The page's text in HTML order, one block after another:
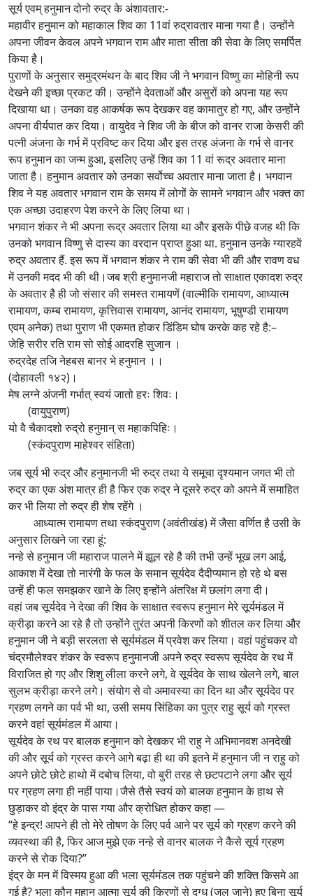
सूर्य एवम् हनुमान दोनो रुद्र के अंशावतार:-
महावीर हनुमान को महाकाल शिव का 11वां रुद्रावतार माना गया है। उन्होंने
अपना जीवन केवल अपने भगवान राम और माता सीता की सेवा के लिए समर्पित
किया है।
पुराणों के अनुसार समुद्रमंथन के बाद शिव जी ने भगवान विष्णु का मोहिनी रूप
देखने की इच्छा प्रकट की। उन्‍होंने देवताओं और असुरों को अपना यह रूप
दिखाया था। उनका वह आकर्षक रूप देखकर वह कामातुर हो गए, और उन्होंने
अपना वीर्यपात कर दिया। वायुदेव ने शिव जी के बीज को वानर राजा केसरी की
पत्नी अंजना के गर्भ में प्रविष्ट कर दिया और इस तरह अंजना के गर्भ से वानर
रूप हनुमान का जन्म हुआ, इसलिए उन्हें शिव का 11 वां रूद्र अवतार माना
जाता है। हनुमान अवतार को उनका सर्वोच्च अवतार माना जाता है। भगवान
शिव ने यह अवतार भगवान राम के समय में लोगों के सामने भगवान और भक्त का
एक अच्छा उदाहरण पेश करने के लिए लिया था।
भगवान शंकर ने भी अपना रूद्र अवतार लिया था और इसके पीछे वजह थी कि
उनको भगवान विष्णु से दास्य का वरदान प्राप्त हुआ था. हनुमान उनके ग्यारहवें
रुद्र अवतार हैं. इस रूप में भगवान शंकर ने राम की सेवा भी की और रावण वध
में उनकी मदद भी की थी।जब श्री हनुमानजी महाराज तो साक्षात एकादश रुद्र
के अवतार है ही जो संसार की समस्त रामायणें (वाल्मीकि रामायण, आध्यात्म
रामायण, कम्ब रामायण, कृत्तिवास रामायण, आनंद रामायण, भूषुण्डी रामायण
एवम् अनेक) तथा पुराण भी एकमत होकर डिंडिम घोष करके कह रहे है:–
जेहि सरीर रति राम सो सोई आदरहि सुजान ।
रुद्रदेह तजि नेहबस बानर भे हनुमान ।।
(दोहावली १४२)।
मेष लग्ने अंजनी गर्भात् स्वयं जातो हरः शिवः।
(वायुपुराण)
यो वै चैकादशो रुद्रो हनुमान् स महाकपिहिः।
(स्कंदपुराण माहेश्वर संहिता)
जब सूर्य भी रुद्र और हनुमानजी भी रुद्र तथा ये समूचा दृश्यमान जगत भी तो
रुद्र का एक अंश मात्र ही है फिर एक रुद्र ने दूसरे रुद्र को अपने में समाहित
कर भी लिया तो रुद्र ही शेष रहेंगे ।
आध्यात्म रामायण तथा स्कंदपुराण (अवंतीखंड) में जैसा वर्णित है उसी के
अनुसार लिखने जा रहा हूं:
नन्हे से हनुमान जी महाराज पालने में झूल रहे है की तभी उन्हें भूख लग आई,
आकाश में देखा तो नारंगी के फल के समान सूर्यदेव दैदीप्यमान हो रहे थे बस
उन्हें ही फल समझकर खाने के लिए इन्होंने अंतरिक्ष में छलांग लगा दी।
वहां जब सूर्यदेव ने देखा की शिव के साक्षात स्वरूप हनुमान मेरे सूर्यमंडल में
क्रीड़ा करने आ रहे है तो उन्होंने तुरंत अपनी किरणों को शीतल कर लिया और
हनुमान जी ने बड़ी सरलता से सूर्यमंडल में प्रवेश कर लिया। वहां पहुंचकर वो
चंद्रमौलेश्वर शंकर के स्वरूप हनुमानजी अपने रुद्र स्वरूप सूर्यदेव के रथ में
विराजित हो गए और शिशु लीला करने लगे, वे सूर्यदेव के साथ खेलने लगे, बाल
सुलभ क्रीड़ा करने लगे। संयोग से वो अमावस्या का दिन था और सूर्यदेव पर
ग्रहण लगने का पर्व भी था, उसी समय सिंहिका का पुत्र राहु सूर्य को ग्रस्त
करने वहां सूर्यमंडल में आया।
सूर्यदेव के रथ पर बालक हनुमान को देखकर भी राहु ने अभिमानवश अनदेखी
की और सूर्य को ग्रस्त करने आगे बढ़ा ही था की इतने में हनुमान जी न राहु को
अपने छोटे छोटे हाथो में दबोच लिया, वो बुरी तरह से छटपटाने लगा और सूर्य
पर ग्रहण लगा ही नहीं पाया।जैसे तैसे स्वयं को बालक हनुमान के हाथ से
छुड़ाकर वो इंद्र के पास गया और क्रोधित होकर कहा —
“हे इन्द्र! आपने ही तो मेरे तोषण के लिए पर्व आने पर सूर्य को ग्रहण करने की
व्यवस्था की है, फिर आज मुझे एक नन्हे से वानर बालक ने कैसे सूर्य ग्रहण
करने से रोक दिया?”
इंद्र के मन में विस्मय हुआ की भला सूर्यमंडल तक पहुंचने की शक्ति किसमे आ
गई है? भला कौन महान आत्मा सूर्य की किरणों से दग्ध (जल जाने) हुए बिना सूर्य